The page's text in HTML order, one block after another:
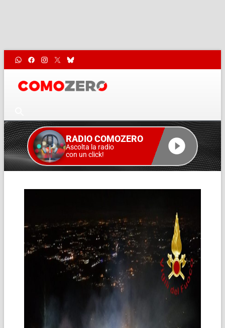
RADIO COMOZERO
Ascolta la radio
con un click!